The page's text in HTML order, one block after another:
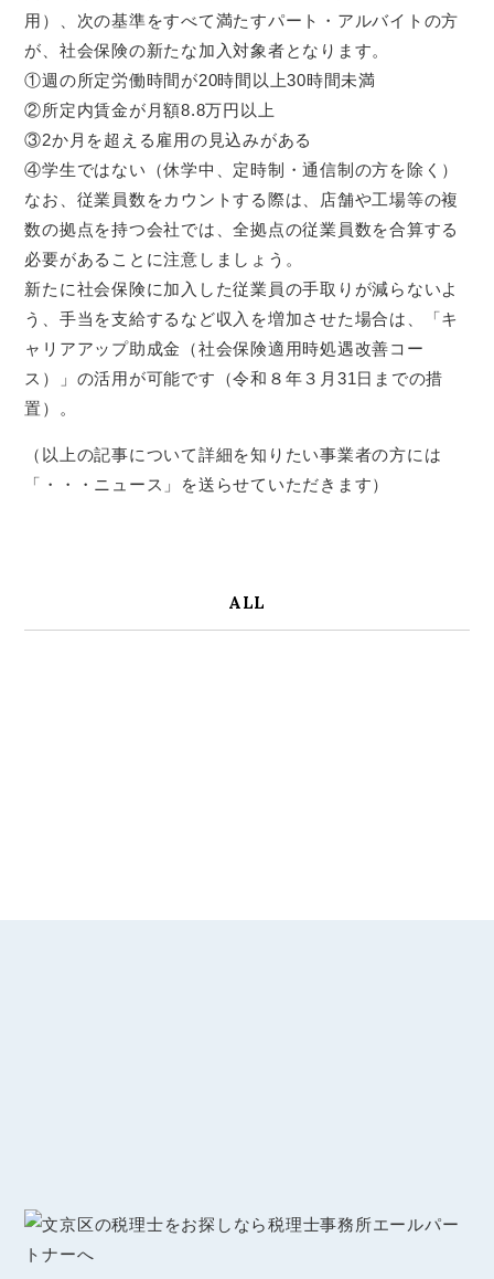
用）、次の基準をすべて満たすパート・アルバイトの方
が、社会保険の新たな加入対象者となります。
①週の所定労働時間が20時間以上30時間未満
②所定内賃金が月額8.8万円以上
③2か月を超える雇用の見込みがある
④学生ではない（休学中、定時制・通信制の方を除く）
なお、従業員数をカウントする際は、店舗や工場等の複
数の拠点を持つ会社では、全拠点の従業員数を合算する
必要があることに注意しましょう。
新たに社会保険に加入した従業員の手取りが減らないよ
う、手当を支給するなど収入を増加させた場合は、「キ
ャリアアップ助成金（社会保険適用時処遇改善コー
ス）」の活用が可能です（令和８年３月31日までの措
置）。
（以上の記事について詳細を知りたい事業者の方には
「・・・ニュース」を送らせていただきます）
ALL